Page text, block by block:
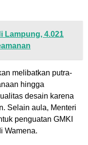
Lampung, 4.021
melibatkan putra-
hingga
desain karena
Selain aula, Menteri
penguatan GMKI
Wamena.